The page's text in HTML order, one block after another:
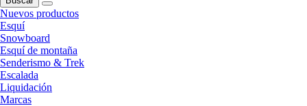
Nuevos productos
Esquí
Snowboard
Esquí de montaña
Senderismo & Trek
Escalada
Liquidación
Marcas